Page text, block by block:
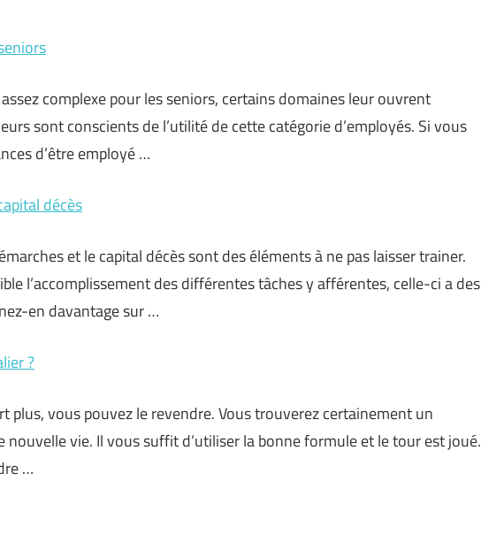
complexe pour les seniors, certains domaines leur ouvrent
sont conscients de l’utilité de cette catégorie d’employés. Si vous
d’être employé …
décès
et le capital décès sont des éléments à ne pas laisser trainer.
l’accomplissement des différentes tâches y afférentes, celle-ci a des
en davantage sur …
?
plus, vous pouvez le revendre. Vous trouverez certainement un
vie. Il vous suffit d’utiliser la bonne formule et le tour est joué.
…